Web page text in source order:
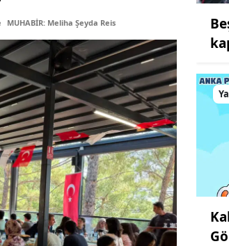
MUHABİR: Meliha Şeyda Reis